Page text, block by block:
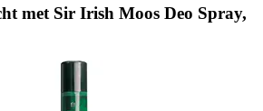
met Sir Irish Moos Deo Spray,